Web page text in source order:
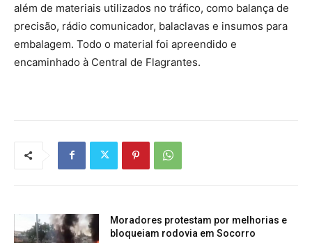
além de materiais utilizados no tráfico, como balança de
precisão, rádio comunicador, balaclavas e insumos para
embalagem. Todo o material foi apreendido e
encaminhado à Central de Flagrantes.
Moradores protestam por melhorias e
bloqueiam rodovia em Socorro